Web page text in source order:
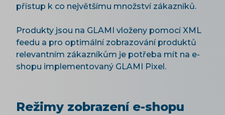
přístup k co největšímu množství zákazníků.
Produkty jsou na GLAMI vloženy pomocí XML
feedu a pro optimální zobrazování produktů
relevantním zákazníkům je potřeba mít na e-
shopu implementovaný GLAMI Pixel.
Režimy zobrazení e-shopu